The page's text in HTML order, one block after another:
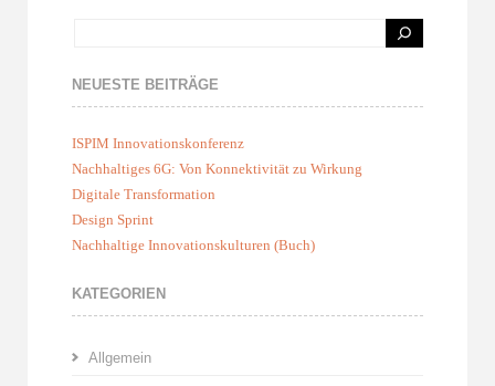
NEUESTE BEITRÄGE
ISPIM Innovationskonferenz
Nachhaltiges 6G: Von Konnektivität zu Wirkung
Digitale Transformation
Design Sprint
Nachhaltige Innovationskulturen (Buch)
KATEGORIEN
Allgemein